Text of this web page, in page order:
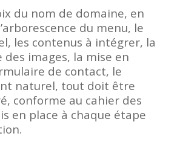
du nom de domaine, en
du menu, le
les contenus à intégrer, la
des images, la mise en
de contact, le
naturel, tout doit être
conforme au cahier des
en place à chaque étape